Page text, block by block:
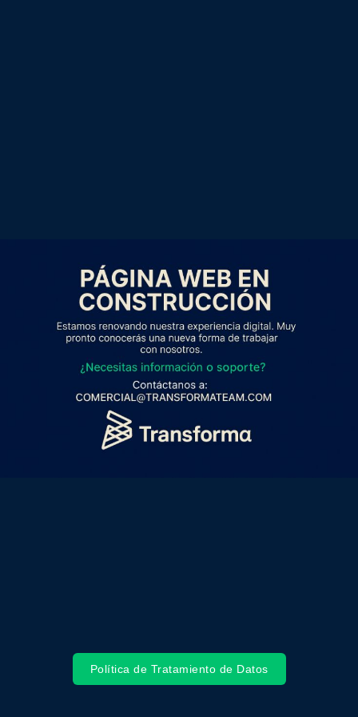
Política de Tratamiento de Datos